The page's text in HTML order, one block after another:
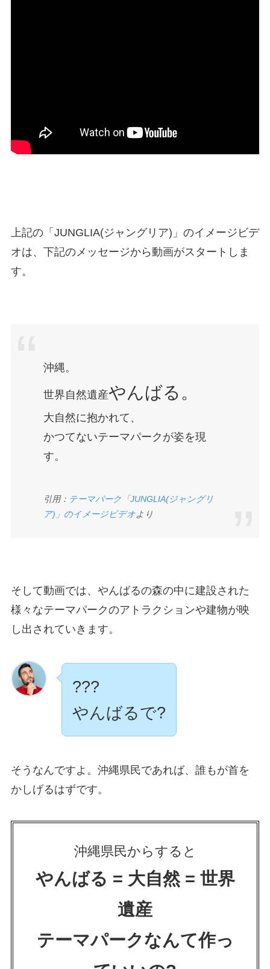
上記の「JUNGLIA(ジャングリア)」のイメージビデ
オは、下記のメッセージから動画がスタートしま
す。
沖縄。
世界自然遺産やんばる。
大自然に抱かれて、
かつてないテーマパークが姿を現
す。
引用： テーマパーク「JUNGLIA(ジャングリ
ア)」のイメージビデオより
そして動画では、やんばるの森の中に建設された
様々なテーマパークのアトラクションや建物が映
し出されていきます。
???
やんばるで?
そうなんですよ。沖縄県民であれば、誰もが首を
かしげるはずです。
沖縄県民からすると
やんばる = 大自然 = 世界
遺産
テーマパークなんて作っ